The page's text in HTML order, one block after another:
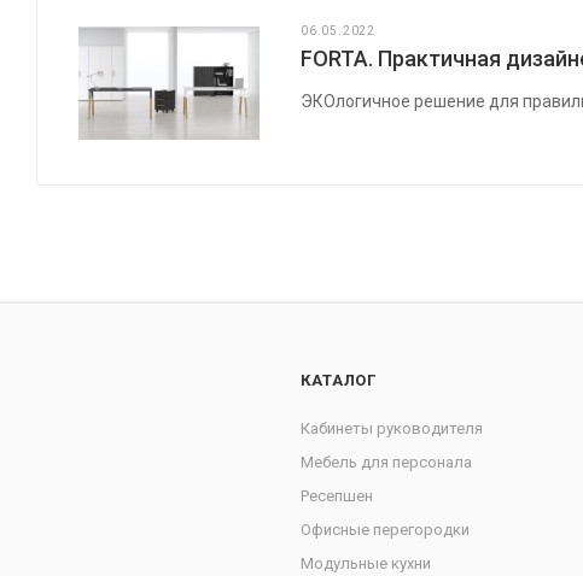
06.05.2022
FORTA. Практичная
ЭКОлогичное решение для
КАТАЛОГ
Кабинеты руководителя
Мебель для персонала
Ресепшен
Офисные перегородки
Модульные кухни